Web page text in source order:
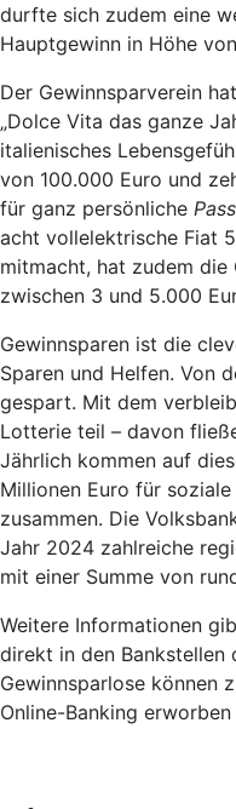
durfte sich zudem eine
Hauptgewinn in Höhe
Der Gewinnsparverein
„Dolce Vita das ganze
italienisches
von 100.000 Euro und
für ganz persönliche
acht vollelektrische Fiat
mitmacht, hat zudem die
zwischen 3 und 5.000
Gewinnsparen ist die
Sparen und Helfen. Von
gespart. Mit dem
Lotterie teil – davon
Jährlich kommen auf
Millionen Euro für
zusammen. Die
Jahr 2024 zahlreiche
mit einer Summe von
Weitere Informationen
direkt in den Bankstellen
Gewinnsparlose können
Online-Banking